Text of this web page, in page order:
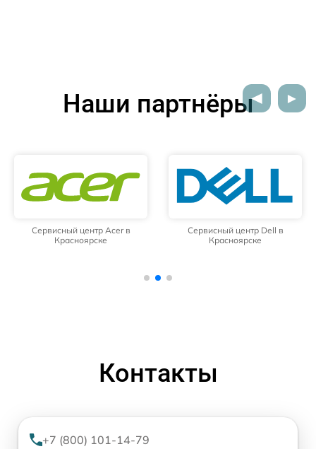
Наши партнёры
Сервисный центр Acer в
Красноярске
Сервисный центр Dell в
Красноярске
Контакты
+7 (800) 101-14-79